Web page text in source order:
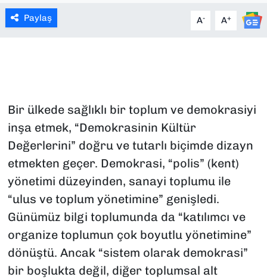
Paylaş A- A+
Bir ülkede sağlıklı bir toplum ve demokrasiyi
inşa etmek, “Demokrasinin Kültür
Değerlerini” doğru ve tutarlı biçimde dizayn
etmekten geçer. Demokrasi, “polis” (kent)
yönetimi düzeyinden, sanayi toplumu ile
“ulus ve toplum yönetimine” genişledi.
Günümüz bilgi toplumunda da “katılımcı ve
organize toplumun çok boyutlu yönetimine”
dönüştü. Ancak “sistem olarak demokrasi”
bir boşlukta değil, diğer toplumsal alt
MAGAZİN
SPOR
TEKNOLOJİ
YAŞAM
YEREL YÖNETİMLER
Haber Arşivi